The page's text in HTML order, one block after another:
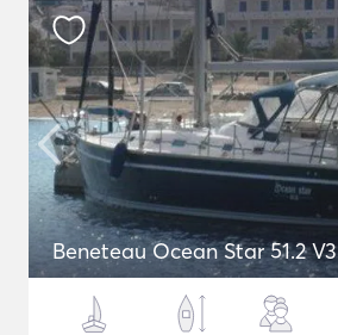
Beneteau Ocean Star 51.2 V3